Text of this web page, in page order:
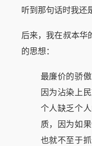
听到那句话时我还
后来，我在叔本华
的思想：
最廉价的骄
因为沾染上
个人缺乏个
质，因为如
也就不至于